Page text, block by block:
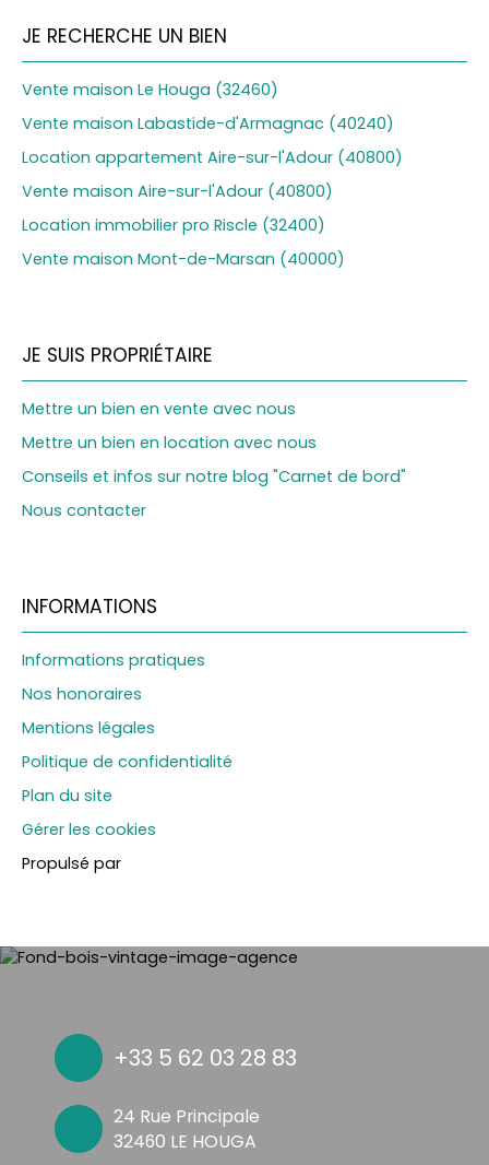
JE RECHERCHE UN BIEN
Vente maison Le Houga (32460)
Vente maison Labastide-d'Armagnac (40240)
Location appartement Aire-sur-l'Adour (40800)
Vente maison Aire-sur-l'Adour (40800)
Location immobilier pro Riscle (32400)
Vente maison Mont-de-Marsan (40000)
JE SUIS PROPRIÉTAIRE
Mettre un bien en vente avec nous
Mettre un bien en location avec nous
Conseils et infos sur notre blog "Carnet de bord"
Nous contacter
INFORMATIONS
Informations pratiques
Nos honoraires
Mentions légales
Politique de confidentialité
Plan du site
Gérer les cookies
Propulsé par
+33 5 62 03 28 83
24 Rue Principale
32460 LE HOUGA